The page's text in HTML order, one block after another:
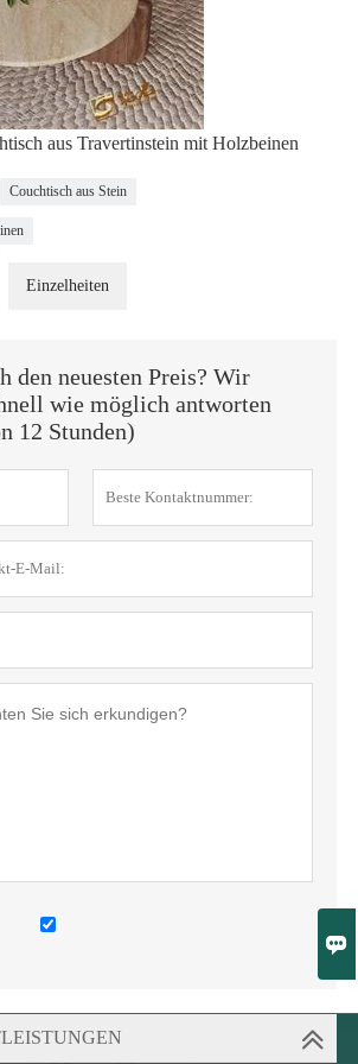

aus Travertinstein mit Holzbeinen
Couchtisch aus Stein
Einzelheiten
den neuesten Preis? Wir
wie möglich antworten
12 Stunden)